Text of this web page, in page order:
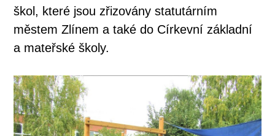
škol, které jsou zřizovány statutárním
městem Zlínem a také do Církevní základní
a mateřské školy.